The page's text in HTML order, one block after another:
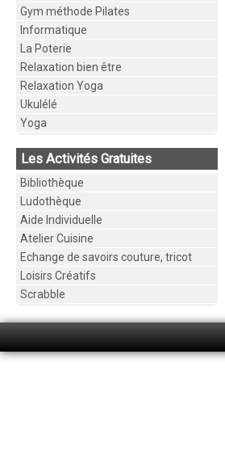
Gym méthode Pilates
Informatique
La Poterie
Relaxation bien être
Relaxation Yoga
Ukulélé
Yoga
Les Activités Gratuites
Bibliothèque
Ludothèque
Aide Individuelle
Atelier Cuisine
Echange de savoirs couture, tricot
Loisirs Créatifs
Scrabble